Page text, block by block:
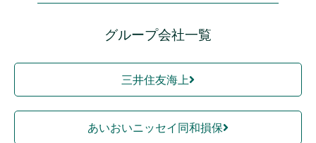
グループ会社一覧
三井住友海上
あいおいニッセイ同和損保